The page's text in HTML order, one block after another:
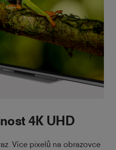
4K UHD
Více pixelů na obrazovce